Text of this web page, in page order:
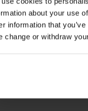
about your use
information that
change or withdraw
UK
Earls